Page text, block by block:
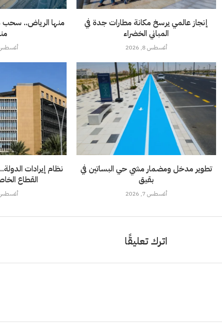
أغسطس 8,
إنجاز عالمي يرسخ مكانة مطارات جدة في
المباني الخضراء
أغسطس 8, 2026
نظام إيرادات
القطاع
أغسطس 8,
تطوير مدخل ومضمار مشي حي البساتين في
بقيق
أغسطس 7, 2026
اترك تعليقًا